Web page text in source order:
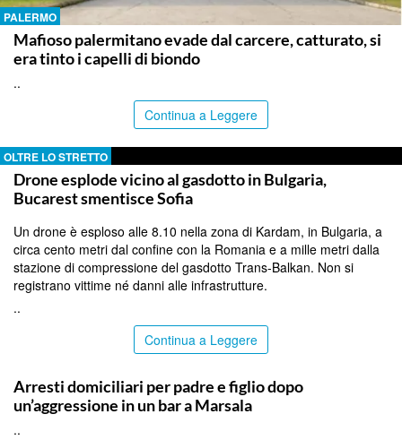
PALERMO
Mafioso palermitano evade dal carcere, catturato, si
era tinto i capelli di biondo
..
Continua a Leggere
OLTRE LO STRETTO
Drone esplode vicino al gasdotto in Bulgaria,
Bucarest smentisce Sofia
Un drone è esploso alle 8.10 nella zona di Kardam, in Bulgaria, a
circa cento metri dal confine con la Romania e a mille metri dalla
stazione di compressione del gasdotto Trans-Balkan. Non si
registrano vittime né danni alle infrastrutture.
..
Continua a Leggere
Arresti domiciliari per padre e figlio dopo
un’aggressione in un bar a Marsala
..